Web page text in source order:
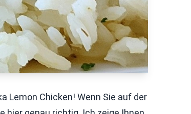
Lemon Chicken! Wenn Sie auf der